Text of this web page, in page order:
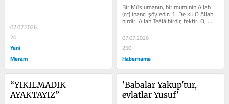
07.07.2026
20
Yeni
Meram
Bir Müslümanın, bir müminin Allah
(cc) inancı şöyledir: 1. De ki: O Allah
birdir. Allah Teâlâ birdir, tektir. O;
Hristiyanların inandığı...
07.07.2026
250
Habername
“YIKILMADIK
AYAKTAYIZ”
'Babalar Yakup'tur,
evlatlar Yusuf'